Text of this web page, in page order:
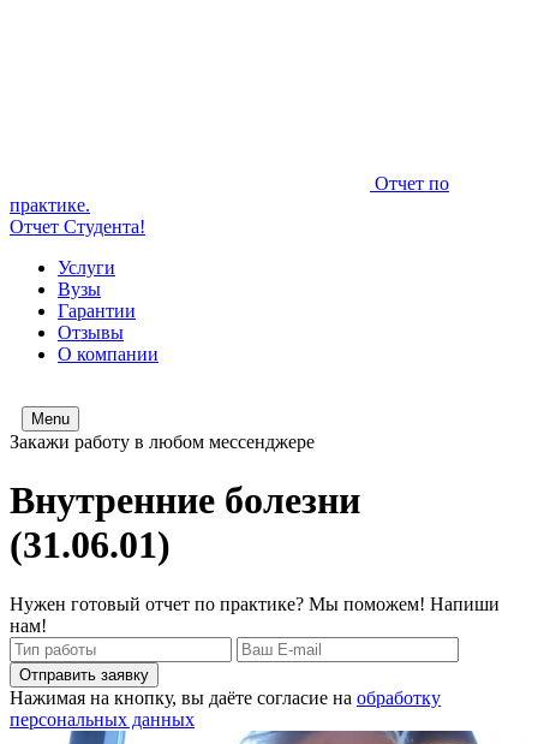
Отчет по
практике.
Отчет Студента!
Услуги
Вузы
Гарантии
Отзывы
О компании
Menu
Закажи работу в любом мессенджере
Внутренние болезни
(31.06.01)
Нужен готовый отчет по практике? Мы поможем! Напиши
нам!
Отправить заявку
Нажимая на кнопку, вы даёте согласие на обработку
персональных данных